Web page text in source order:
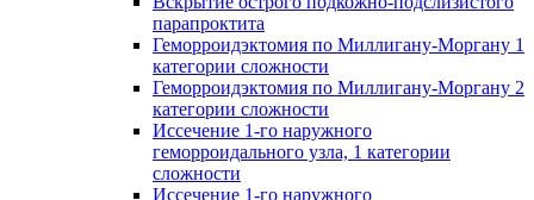
парапроктита
Геморроидэктомия по Миллигану-Моргану 1
категории сложности
Геморроидэктомия по Миллигану-Моргану 2
категории сложности
Иссечение 1-го наружного
геморроидального узла, 1 категории
сложности
Иссечение 1-го наружного